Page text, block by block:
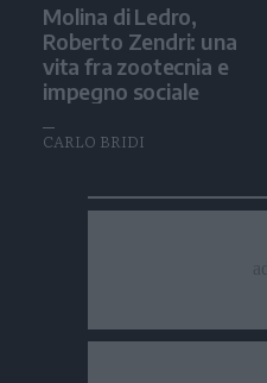
Molina di Ledro,
Roberto Zendri: una
vita fra zootecnia e
impegno sociale
CARLO BRIDI